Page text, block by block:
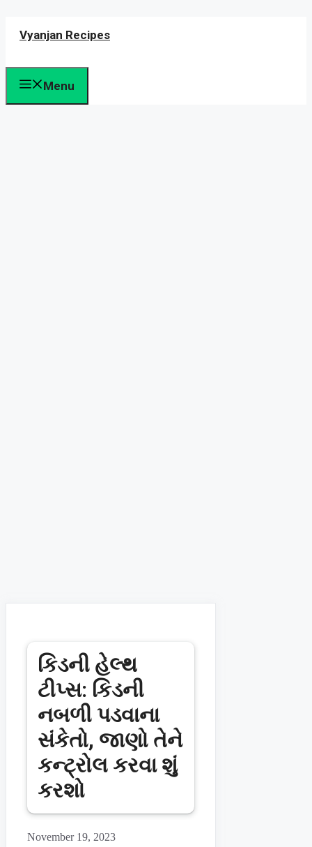
Vyanjan Recipes
Menu
કિડની હેલ્થ
ટીપ્સ: કિડની
નબળી પડવાના
સંકેતો, જાણો તેને
કન્ટ્રોલ કરવા શું
કરશો
November 19, 2023